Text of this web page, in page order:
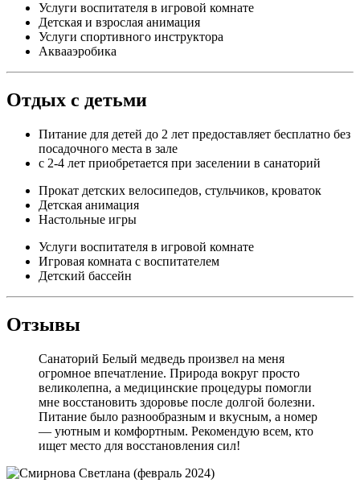
Услуги воспитателя в игровой комнате
Детская и взрослая анимация
Услуги спортивного инструктора
Аквааэробика
Отдых с детьми
Питание для детей до 2 лет предоставляет бесплатно без
посадочного места в зале
с 2-4 лет приобретается при заселении в санаторий
Прокат детских велосипедов, стульчиков, кроваток
Детская анимация
Настольные игры
Услуги воспитателя в игровой комнате
Игровая комната с воспитателем
Детский бассейн
Отзывы
Санаторий Белый медведь произвел на меня
огромное впечатление. Природа вокруг просто
великолепна, а медицинские процедуры помогли
мне восстановить здоровье после долгой болезни.
Питание было разнообразным и вкусным, а номер
— уютным и комфортным. Рекомендую всем, кто
ищет место для восстановления сил!